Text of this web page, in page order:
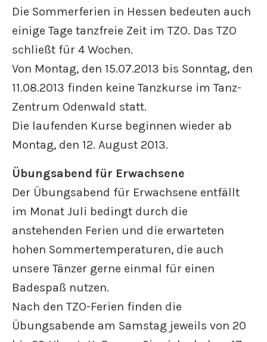
Die Sommerferien in Hessen bedeuten auch
einige Tage tanzfreie Zeit im TZO. Das TZO
schließt für 4 Wochen.
Von Montag, den 15.07.2013 bis Sonntag, den
11.08.2013 finden keine Tanzkurse im Tanz-
Zentrum Odenwald statt.
Die laufenden Kurse beginnen wieder ab
Montag, den 12. August 2013.
Übungsabend für Erwachsene
Der Übungsabend für Erwachsene entfällt
im Monat Juli bedingt durch die
anstehenden Ferien und die erwarteten
hohen Sommertemperaturen, die auch
unsere Tänzer gerne einmal für einen
Badespaß nutzen.
Nach den TZO-Ferien finden die
Übungsabende am Samstag jeweils von 20